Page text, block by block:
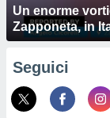
Un enorme
Zapponeta, in
Seguici